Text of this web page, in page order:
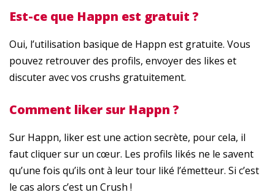
Est-ce que Happn est gratuit ?
Oui, l’utilisation basique de Happn est gratuite. Vous
pouvez retrouver des profils, envoyer des likes et
discuter avec vos crushs gratuitement.
Comment liker sur Happn ?
Sur Happn, liker est une action secrète, pour cela, il
faut cliquer sur un cœur. Les profils likés ne le savent
qu’une fois qu’ils ont à leur tour liké l’émetteur. Si c’est
le cas alors c’est un Crush !